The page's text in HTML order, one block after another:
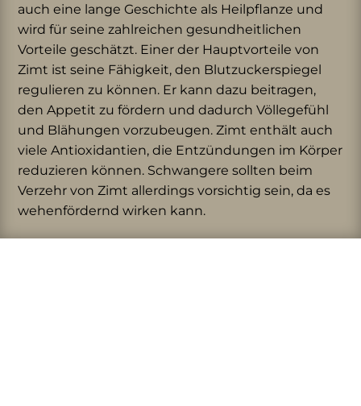
auch eine lange Geschichte als Heilpflanze und
wird für seine zahlreichen gesundheitlichen
Vorteile geschätzt. Einer der Hauptvorteile von
Zimt ist seine Fähigkeit, den Blutzuckerspiegel
regulieren zu können. Er kann dazu beitragen,
den Appetit zu fördern und dadurch Völlegefühl
und Blähungen vorzubeugen. Zimt enthält auch
viele Antioxidantien, die Entzündungen im Körper
reduzieren können. Schwangere sollten beim
Verzehr von Zimt allerdings vorsichtig sein, da es
wehenfördernd wirken kann.